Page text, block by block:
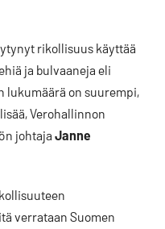
rikollisuus käyttää
ja bulvaaneja eli
lukumäärä on suurempi,
Verohallinnon
johtaja Janne
verrataan Suomen